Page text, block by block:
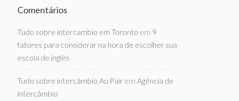
Comentários
Tudo sobre intercambio em Toronto em 9
fatores para considerar na hora de escolher sua
escola de inglês
Tudo sobre intercâmbio Au Pair em Agência de
intercâmbio